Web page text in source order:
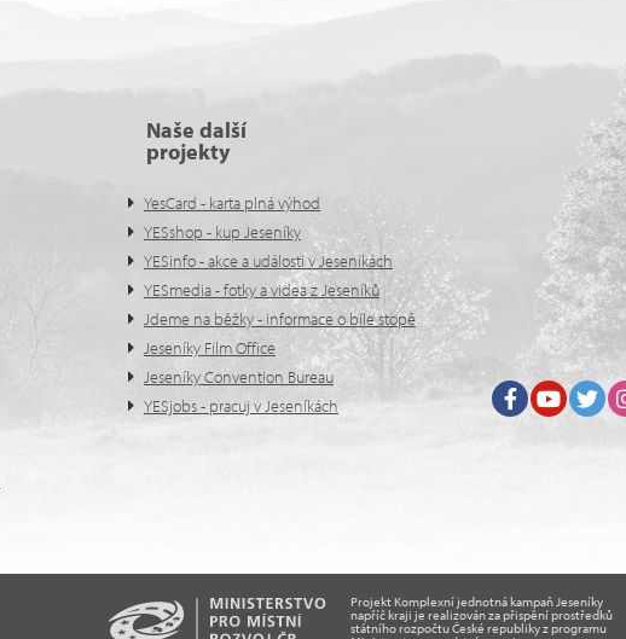
Naše další
projekty
YesCard - karta plná výhod
YESshop - kup Jeseníky
YESinfo - akce a události v Jeseníkách
YESmedia - fotky a videa z Jeseníků
Jdeme na běžky - informace o bíle stopě
Jeseníky Film Office
Jeseníky Convention Bureau
YESjobs - pracuj v Jeseníkách
FacebookYoutube
Projekt Komplexní jednotná kampaň Jeseníky
napříč kraji je realizován za přispění prostředků
státního rozpočtu České republiky z programu